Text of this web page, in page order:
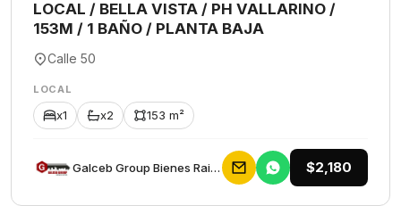
LOCAL / BELLA VISTA / PH VALLARINO /
153M / 1 BAÑO / PLANTA BAJA
Calle 50
LOCAL
x1 x2 153 m²
Galceb Group Bienes Raices $2,180